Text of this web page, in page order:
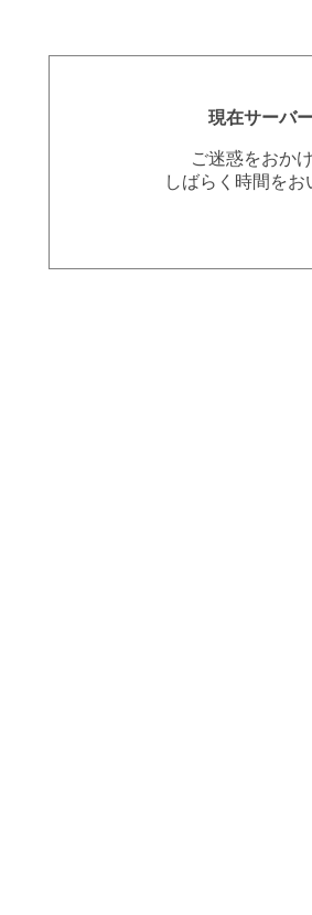
現在サーバ
ご迷惑をおか
しばらく時間を